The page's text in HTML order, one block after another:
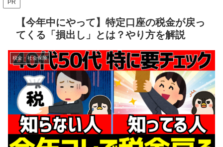
PR
【今年中にやって】特定口座の税金が戻っ
てくる「損出し」とは？やり方を解説
税金・社会保険